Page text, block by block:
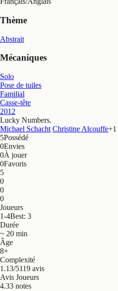
Thème
Abstrait
Mécaniques
Solo
Pose de tuiles
Familial
Casse-tête
2012
Lucky Numbers.
Michael Schacht Christine Alcouffe+1
5Possédé
0Envies
0À jouer
0Favoris
5
0
0
0
Joueurs
1-4Best: 3
Durée
~ 20 min
Âge
8+
Complexité
1.13/5119 avis
Avis Joueurs
4.33 notes